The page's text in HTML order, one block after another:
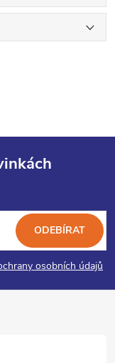
osobních údajů
ODEBÍRAT